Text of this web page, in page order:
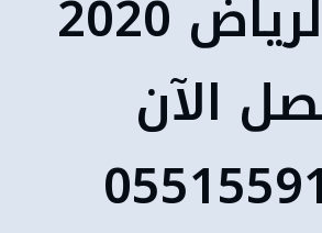
في الرياض 2020
الآن